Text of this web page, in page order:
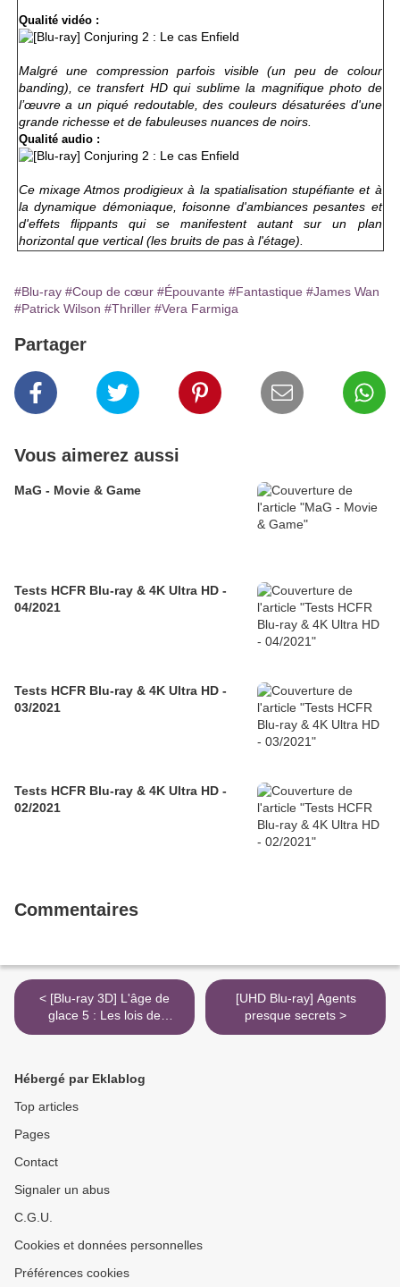
Qualité vidéo :
Malgré une compression parfois visible (un peu de colour
banding), ce transfert HD qui sublime la magnifique photo de
l’œuvre a un piqué redoutable, des couleurs désaturées d'une
grande richesse et de fabuleuses nuances de noirs.
Qualité audio :
Ce mixage Atmos prodigieux à la spatialisation stupéfiante et à
la dynamique démoniaque, foisonne d'ambiances pesantes et
d'effets flippants qui se manifestent autant sur un plan
horizontal que vertical (les bruits de pas à l'étage).
#Blu-ray #Coup de cœur #Épouvante #Fantastique #James Wan
#Patrick Wilson #Thriller #Vera Farmiga
Partager
Vous aimerez aussi
MaG - Movie & Game
Tests HCFR Blu-ray & 4K Ultra HD -
04/2021
Tests HCFR Blu-ray & 4K Ultra HD -
03/2021
Tests HCFR Blu-ray & 4K Ultra HD -
02/2021
Commentaires
< [Blu-ray 3D] L'âge de
glace 5 : Les lois de
l'Univers
[UHD Blu-ray] Agents
presque secrets >
Hébergé par Eklablog
Top articles
Pages
Contact
Signaler un abus
C.G.U.
Cookies et données personnelles
Préférences cookies